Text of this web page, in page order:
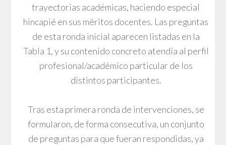
trayectorias académicas, haciendo especial
hincapié en sus méritos docentes. Las preguntas
de esta ronda inicial aparecen listadas en la
Tabla 1, y su contenido concreto atendía al perfil
profesional/académico particular de los
distintos participantes.
Tras esta primera ronda de intervenciones, se
formularon, de forma consecutiva, un conjunto
de preguntas para que fueran respondidas, ya